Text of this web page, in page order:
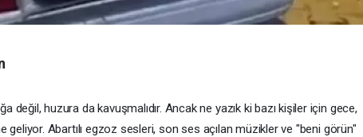
değil, huzura da kavuşmalıdır. Ancak ne yazık ki bazı kişiler için gece,
geliyor. Abartılı egzoz sesleri, son ses açılan müzikler ve "beni görün"